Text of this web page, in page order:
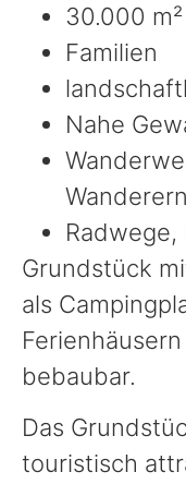
30.000 m²
Familien
Nahe
Wanderern
Grundstück
als
Ferienhäusern
bebaubar.
Das
touristisch